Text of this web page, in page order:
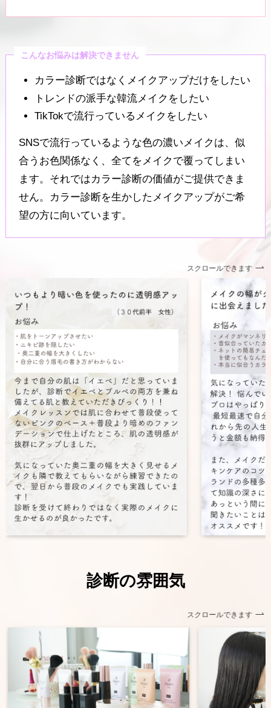
こんなお悩みは解決できません
カラー診断ではなくメイクアップだけをしたい
トレンドの派手な韓流メイクをしたい
TikTokで流行っているメイクをしたい
SNSで流行っているような色の濃いメイクは、似
合うお色関係なく、全てをメイクで覆ってしまい
ます。それではカラー診断の価値がご提供できま
せん。カラー診断を生かしたメイクアップがご希
望の方に向いています。
スクロールできます
診断の雰囲気
スクロールできます